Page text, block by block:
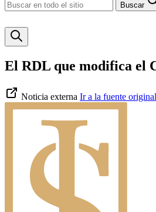
Buscar
El RDL que modifica el
Noticia externa Ir a la fuente original